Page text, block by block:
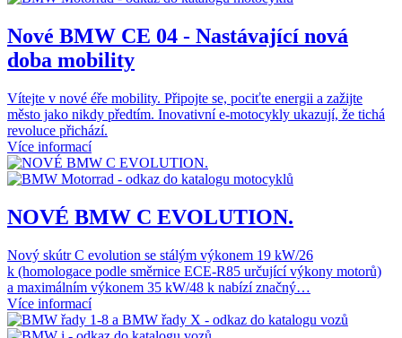
Nové BMW CE 04 - Nastávající nová
doba mobility
Vítejte v nové éře mobility. Připojte se, pociťte energii a zažijte
město jako nikdy předtím. Inovativní e-motocykly ukazují, že tichá
revoluce přichází.
Více informací
NOVÉ BMW C EVOLUTION.
Nový skútr C evolution se stálým výkonem 19 kW/26
k (homologace podle směrnice ECE-R85 určující výkony motorů)
a maximálním výkonem 35 kW/48 k nabízí značný…
Více informací